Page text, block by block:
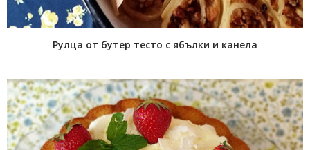
Рулца от бутер тесто с ябълки и канела